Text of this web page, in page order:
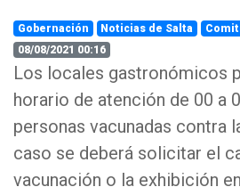
Gobernación Noticias de Salta
08/08/2021 00:16
Los locales gastronómicos
horario de atención de 00 a
personas vacunadas contra
caso se deberá solicitar el
vacunación o la exhibición